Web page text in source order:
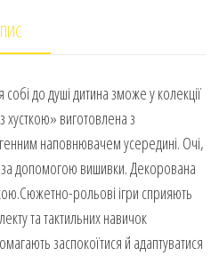
до душі дитина зможе у колекції
виготовлена з
наповнювачем усередині. Очі,
за допомогою вишивки. Декорована
рольові ігри сприяють
та тактильних навичок
заспокоїтися й адаптуватися